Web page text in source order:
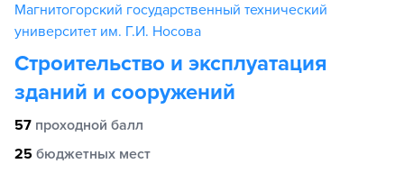
Магнитогорский государственный технический
университет им. Г.И. Носова
Строительство и эксплуатация
зданий и сооружений
57 проходной балл
25 бюджетных мест